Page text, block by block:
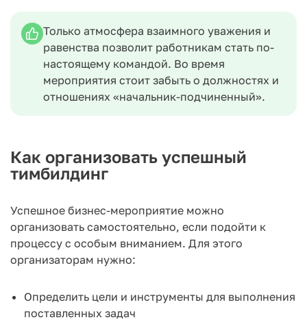
Только атмосфера взаимного уважения и
равенства позволит работникам стать по-
настоящему командой. Во время
мероприятия стоит забыть о должностях и
отношениях «начальник-подчиненный».
Как организовать успешный
тимбилдинг
Успешное бизнес-мероприятие можно
организовать самостоятельно, если подойти к
процессу с особым вниманием. Для этого
организаторам нужно:
Определить цели и инструменты для выполнения
поставленных задач